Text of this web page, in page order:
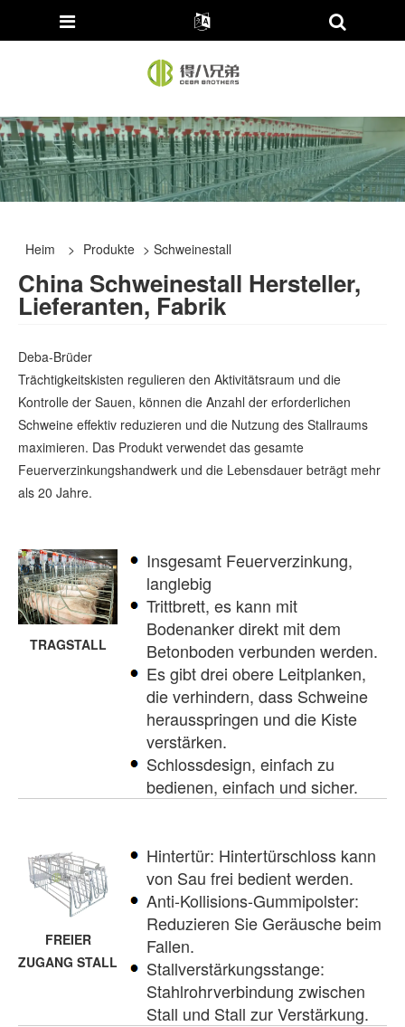
Heim > Produkte > Schweinestall
China Schweinestall Hersteller,
Lieferanten, Fabrik
Deba-Brüder
Trächtigkeitskisten regulieren den Aktivitätsraum und die
Kontrolle der Sauen, können die Anzahl der erforderlichen
Schweine effektiv reduzieren und die Nutzung des Stallraums
maximieren. Das Produkt verwendet das gesamte
Feuerverzinkungshandwerk und die Lebensdauer beträgt mehr
als 20 Jahre.
TRAGSTALL
Insgesamt Feuerverzinkung,
langlebig
Trittbrett, es kann mit
Bodenanker direkt mit dem
Betonboden verbunden werden.
Es gibt drei obere Leitplanken,
die verhindern, dass Schweine
herausspringen und die Kiste
verstärken.
Schlossdesign, einfach zu
bedienen, einfach und sicher.
FREIER
ZUGANG STALL
Hintertür: Hintertürschloss kann
von Sau frei bedient werden.
Anti-Kollisions-Gummipolster:
Reduzieren Sie Geräusche beim
Fallen.
Stallverstärkungsstange:
Stahlrohrverbindung zwischen
Stall und Stall zur Verstärkung.